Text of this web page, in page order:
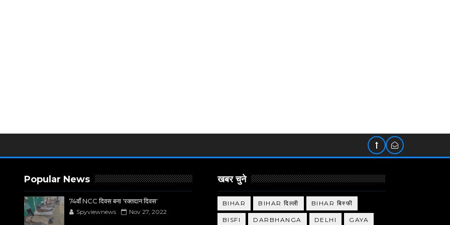
Popular News
74वाँ NCC दिवस बना 'रक्तदान दिवस'
Spyviewnews Nov 27, 2022
खबर चुने
BIHAR BIHAR दिल्ली BIHAR बिस्फी
BISFI DARBHANGA DELHI GAYA